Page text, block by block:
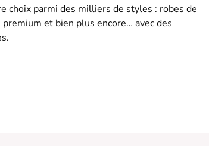
choix parmi des milliers de styles : robes de
et bien plus encore… avec des